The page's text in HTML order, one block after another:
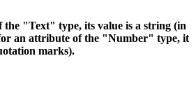
"Text" type, its value is a string (in
an attribute of the "Number" type, it
marks).